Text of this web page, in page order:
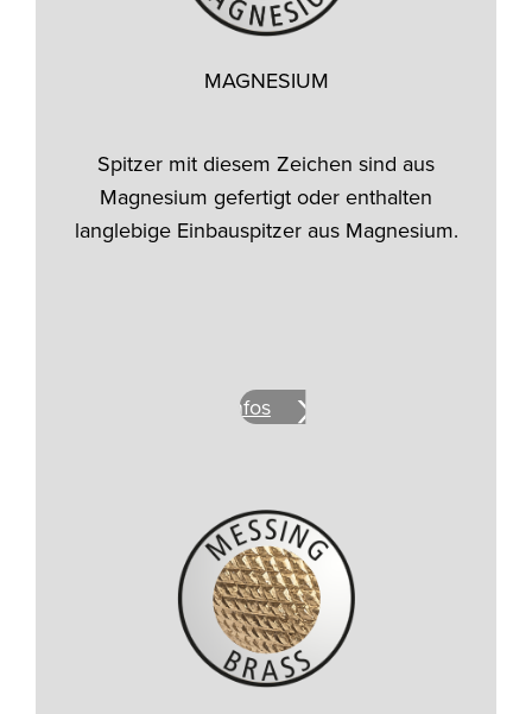
MAGNESIUM
Spitzer mit diesem Zeichen sind aus
Magnesium gefertigt oder enthalten
langlebige Einbauspitzer aus Magnesium.
Mehr Infos